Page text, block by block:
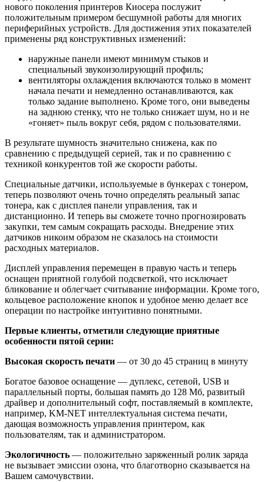
нового поколения принтеров Киосера послужит
положительным примером бесшумной работы для многих
периферийных устройств. Для достижения этих показателей
применены ряд конструктивных изменений:
наружные панели имеют минимум стыков и
специальный звукоизолирующий профиль;
вентиляторы охлаждения включаются только в момент
начала печати и немедленно останавливаются, как
только задание выполнено. Кроме того, они выведены
на заднюю стенку, что не только снижает шум, но и не
«гоняет» пыль вокруг себя, рядом с пользователями.
В результате шумность значительно снижена, как по
сравнению с предыдущей серией, так и по сравнению с
техникой конкурентов той же скорости работы.
Специальные датчики, используемые в бункерах с тонером,
теперь позволяют очень точно определять реальный запас
тонера, как с дисплея панели управления, так и
дистанционно. И теперь вы сможете точно прогнозировать
закупки, тем самым сокращать расходы. Внедрение этих
датчиков никоим образом не сказалось на стоимости
расходных материалов.
Дисплей управления перемещен в правую часть и теперь
оснащен приятной голубой подсветкой, что исключает
бликование и облегчает считывание информации. Кроме того,
кольцевое расположение кнопок и удобное меню делает все
операции по настройке интуитивно понятными.
Первые клиенты, отметили следующие приятные
особенности пятой серии:
Высокая скорость печати — от 30 до 45 страниц в минуту
Богатое базовое оснащение — дуплекс, сетевой, USB и
параллельный порты, большая память до 128 Мб, развитый
драйвер и дополнительный софт, поставляемый в комплекте,
например, KM-NET интеллектуальная система печати,
дающая возможность управления принтером, как
пользователям, так и администратором.
Экологичность — положительно заряженный ролик заряда
не вызывает эмиссии озона, что благотворно сказывается на
Вашем самочувствии.